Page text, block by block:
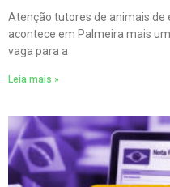
Atenção tutores de animais de
acontece em Palmeira mais
vaga para a
Leia mais »